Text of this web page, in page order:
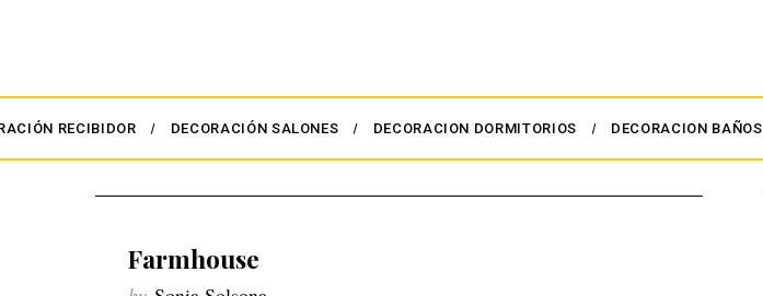
RECIBIDOR DECORACIÓN SALONES DECORACION DORMITORIOS DECORACION BAÑOS
Farmhouse